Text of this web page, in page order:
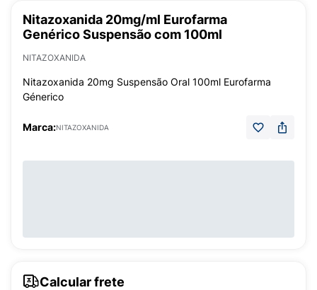
Nitazoxanida 20mg/ml Eurofarma
Genérico Suspensão com 100ml
NITAZOXANIDA
Nitazoxanida 20mg Suspensão Oral 100ml Eurofarma
Génerico
Marca:NITAZOXANIDA
Calcular frete